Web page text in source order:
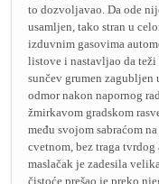
to dozvoljavao. Da ode
usamljen, tako stran u
izduvnim gasovima
listove i nastavljao da
sunčev grumen zagubljen
odmor nakon napornog
žmirkavom gradskom
među svojom sabraćom
cvetnom, bez traga
maslačak je zadesila
čistoće prešao je preko